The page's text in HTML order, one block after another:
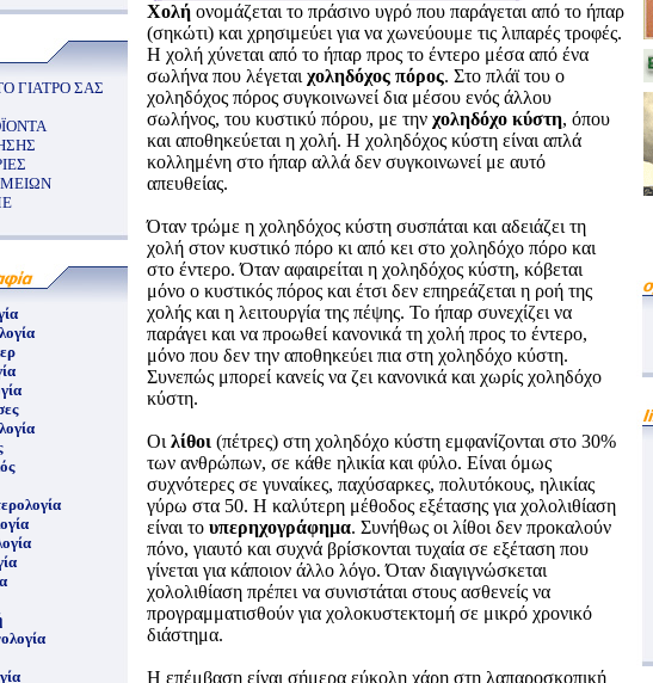
ΓΙΑΤΡΟ ΣΑΣ
Χολή ονομάζεται το πράσινο υγρό που παράγεται από το ήπαρ
(σηκώτι) και χρησιμεύει για να χωνεύουμε τις λιπαρές τροφές.
Η χολή χύνεται από το ήπαρ προς το έντερο μέσα από ένα
σωλήνα που λέγεται χοληδόχος πόρος. Στο πλάϊ του ο
χοληδόχος πόρος συγκοινωνεί δια μέσου ενός άλλου
σωλήνος, του κυστικύ πόρου, με την χοληδόχο κύστη, όπου
και αποθηκεύεται η χολή. Η χοληδόχος κύστη είναι απλά
κολλημένη στο ήπαρ αλλά δεν συγκοινωνεί με αυτό
απευθείας.
Όταν τρώμε η χοληδόχος κύστη συσπάται και αδειάζει τη
χολή στον κυστικό πόρο κι από κει στο χοληδόχο πόρο και
στο έντερο. Όταν αφαιρείται η χοληδόχος κύστη, κόβεται
μόνο ο κυστικός πόρος και έτσι δεν επηρεάζεται η ροή της
χολής και η λειτουργία της πέψης. Το ήπαρ συνεχίζει να
παράγει και να προωθεί κανονικά τη χολή προς το έντερο,
μόνο που δεν την αποθηκεύει πια στη χοληδόχο κύστη.
Συνεπώς μπορεί κανείς να ζει κανονικά και χωρίς χοληδόχο
κύστη.
Οι λίθοι (πέτρες) στη χοληδόχο κύστη εμφανίζονται στο 30%
των ανθρώπων, σε κάθε ηλικία και φύλο. Είναι όμως
συχνότερες σε γυναίκες, παχύσαρκες, πολυτόκους, ηλικίας
γύρω στα 50. Η καλύτερη μέθοδος εξέτασης για χολολιθίαση
είναι το υπερηχογράφημα. Συνήθως οι λίθοι δεν προκαλούν
πόνο, γιαυτό και συχνά βρίσκονται τυχαία σε εξέταση που
γίνεται για κάποιον άλλο λόγο. Όταν διαγιγνώσκεται
χολολιθίαση πρέπει να συνιστάται στους ασθενείς να
προγραμματισθούν για χολοκυστεκτομή σε μικρό χρονικό
διάστημα.
Η επέμβαση είναι σήμερα εύκολη χάρη στη λαπαροσκοπική